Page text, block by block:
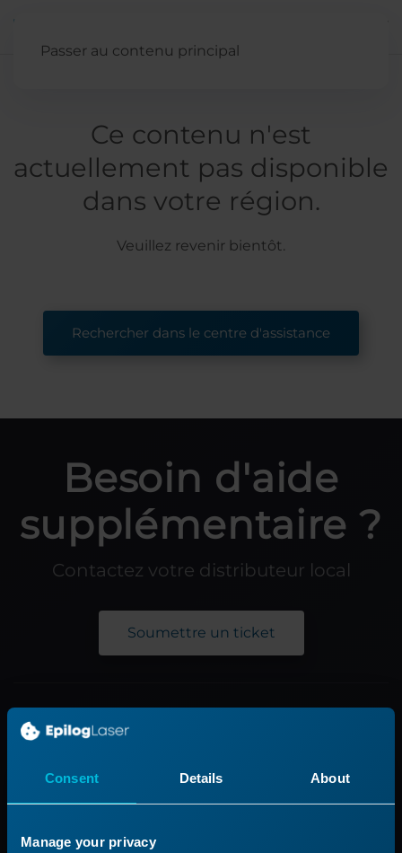
Consent Details About
Manage your privacy
Passer au contenu principal
Ce contenu n'est
actuellement pas disponible
dans votre région.
Veuillez revenir bientôt.
Rechercher dans le centre d'assistance
Besoin d'aide
supplémentaire ?
Contactez votre distributeur local
Soumettre un ticket
Produit
Applications